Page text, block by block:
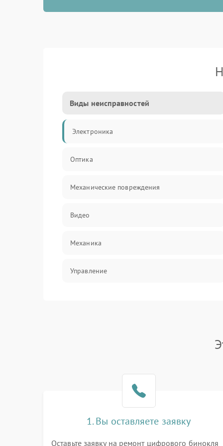
Виды неисправностей
Электроника
Оптика
Механические повреждения
Видео
Механика
Управление
Электроника/Оптика
1. Вы оставляете заявку
Оставьте заявку на ремонт цифрового бинокля